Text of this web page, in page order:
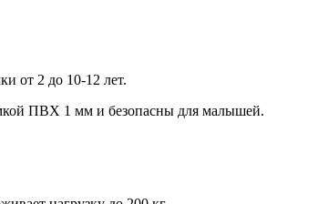
от 2 до 10-12 лет.
ПВХ 1 мм и безопасны для малышей.